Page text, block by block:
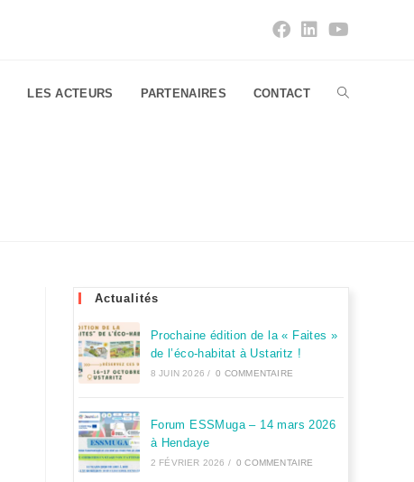
LES ACTEURS PARTENAIRES CONTACT
Actualités
Prochaine édition de la « Faites »
de l’éco-habitat à Ustaritz !
8 JUIN 2026 / 0 COMMENTAIRE
Forum ESSMuga – 14 mars 2026
à Hendaye
2 FÉVRIER 2026 / 0 COMMENTAIRE